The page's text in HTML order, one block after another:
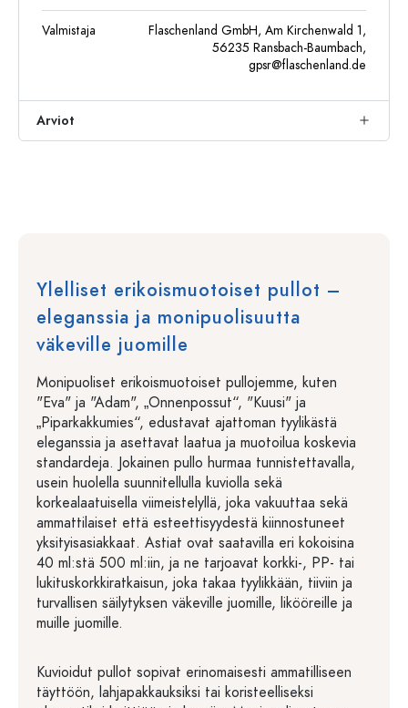
Valmistaja
Flaschenland GmbH, Am Kirchenwald 1,
56235 Ransbach-Baumbach,
gpsr@flaschenland.de
Arviot
Ylelliset erikoismuotoiset pullot –
eleganssia ja monipuolisuutta
väkeville juomille
Monipuoliset erikoismuotoiset pullojemme, kuten
"Eva" ja "Adam", „Onnenpossut“, "Kuusi" ja
„Piparkakkumies“, edustavat ajattoman tyylikästä
eleganssia ja asettavat laatua ja muotoilua koskevia
standardeja. Jokainen pullo hurmaa tunnistettavalla,
usein huolella suunnitellulla kuviolla sekä
korkealaatuisella viimeistelyllä, joka vakuuttaa sekä
ammattilaiset että esteettisyydestä kiinnostuneet
yksityisasiakkaat. Astiat ovat saatavilla eri kokoisina
40 ml:stä 500 ml:iin, ja ne tarjoavat korkki-, PP- tai
lukituskorkkiratkaisun, joka takaa tyylikkään, tiiviin ja
turvallisen säilytyksen väkeville juomille, likööreille ja
muille juomille.
Kuvioidut pullot sopivat erinomaisesti ammatilliseen
täyttöön, lahjapakkauksiksi tai koristeelliseksi